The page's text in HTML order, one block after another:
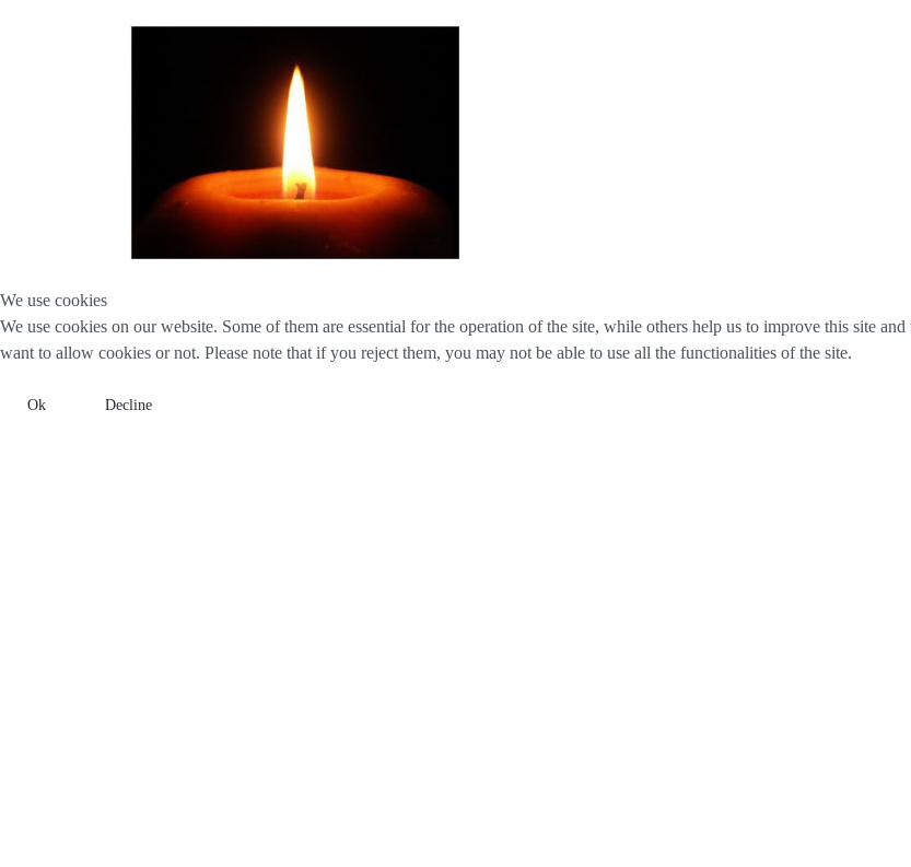
We use cookies
We use cookies on our website. Some of them are essential for the operation of the site, while others help us to improve this site
want to allow cookies or not. Please note that if you reject them, you may not be able to use all the functionalities of the site.
Ok Decline